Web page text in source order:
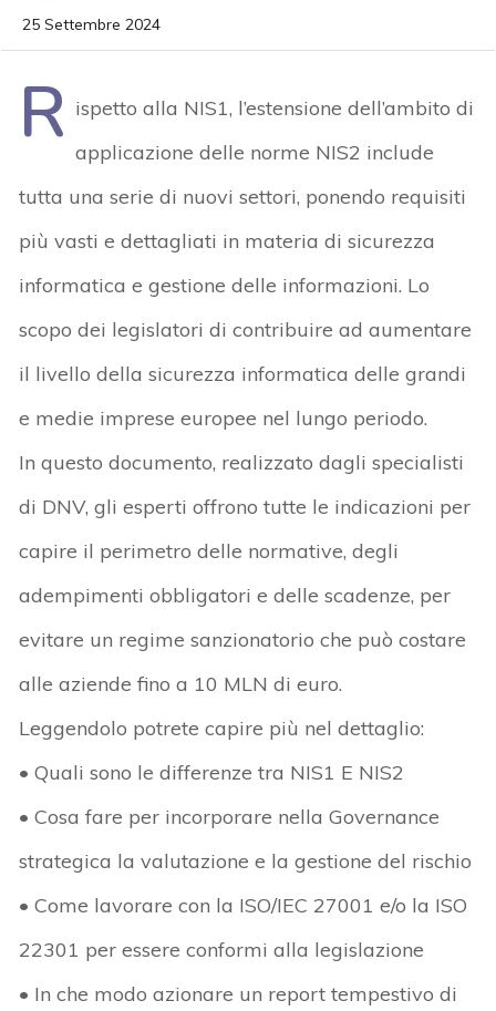
25 Settembre 2024
R ispetto alla NIS1, l’estensione dell’ambito di
applicazione delle norme NIS2 include
tutta una serie di nuovi settori, ponendo requisiti
più vasti e dettagliati in materia di sicurezza
informatica e gestione delle informazioni. Lo
scopo dei legislatori di contribuire ad aumentare
il livello della sicurezza informatica delle grandi
e medie imprese europee nel lungo periodo.
In questo documento, realizzato dagli specialisti
di DNV, gli esperti offrono tutte le indicazioni per
capire il perimetro delle normative, degli
adempimenti obbligatori e delle scadenze, per
evitare un regime sanzionatorio che può costare
alle aziende fino a 10 MLN di euro.
Leggendolo potrete capire più nel dettaglio:
• Quali sono le differenze tra NIS1 E NIS2
• Cosa fare per incorporare nella Governance
strategica la valutazione e la gestione del rischio
• Come lavorare con la ISO/IEC 27001 e/o la ISO
22301 per essere conformi alla legislazione
• In che modo azionare un report tempestivo di